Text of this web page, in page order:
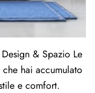
& Spazio Le
hai accumulato
e comfort.